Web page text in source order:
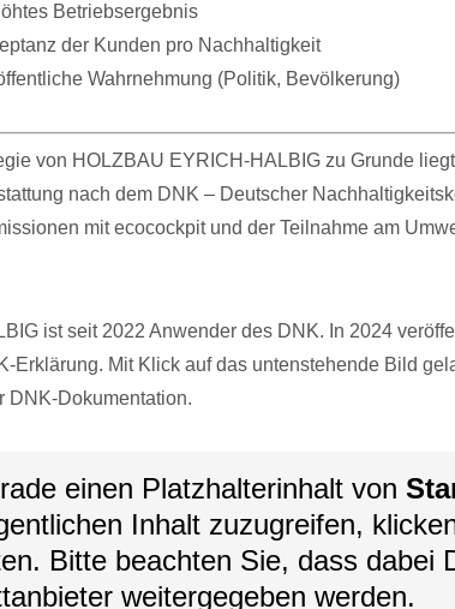
Betriebsergebnis
der Kunden pro Nachhaltigkeit
Wahrnehmung (Politik, Bevölkerung)
von HOLZBAU EYRICH-HALBIG zu Grunde
nach dem DNK – Deutscher
mit ecocockpit und der Teilnahme am
ist seit 2022 Anwender des DNK. In 2024
Erklärung. Mit Klick auf das untenstehende Bild
DNK-Dokumentation.
einen Platzhalterinhalt von
Inhalt zuzugreifen,
Bitte beachten Sie, dass dabei
weitergegeben werden.